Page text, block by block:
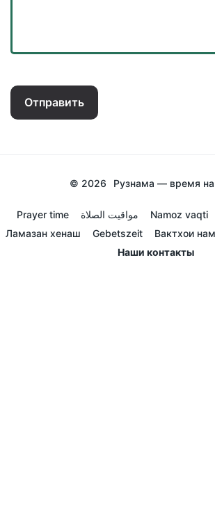
Отправить
© 2026 Рузнама — время
Prayer time مواقيت الصلاة Namoz vaqti
Ламазан хенаш
Gebetszeit Вактхои
Наши контакты